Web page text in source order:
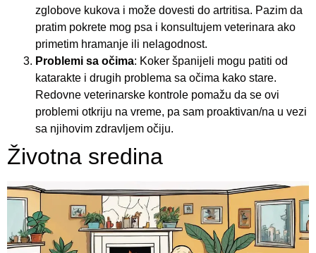
zglobove kukova i može dovesti do artritisa. Pazim da
pratim pokrete mog psa i konsultujem veterinara ako
primetim hramanje ili nelagodnost.
Problemi sa očima: Koker španijeli mogu patiti od
katarakte i drugih problema sa očima kako stare.
Redovne veterinarske kontrole pomažu da se ovi
problemi otkriju na vreme, pa sam proaktivan/na u vezi
sa njihovim zdravljem očiju.
Životna sredina